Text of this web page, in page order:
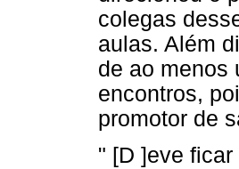
colegas
aulas. Além
de ao menos
encontros,
promotor de
" [D ]eve